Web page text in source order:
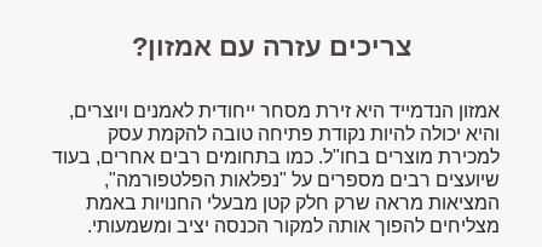
צריכים עזרה עם אמזון?
אמזון הנדמייד היא זירת מסחר ייחודית לאמנים ויוצרים,
והיא יכולה להיות נקודת פתיחה טובה להקמת עסק
למכירת מוצרים בחו"ל. כמו בתחומים רבים אחרים, בעוד
שיועצים רבים מספרים על "נפלאות הפלטפורמה",
המציאות מראה שרק חלק קטן מבעלי החנויות באמת
מצליחים להפוך אותה למקור הכנסה יציב ומשמעותי.